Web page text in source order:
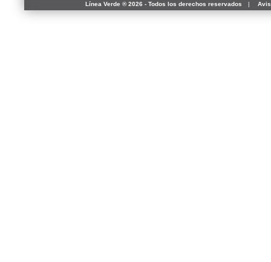
Línea Verde ® 2026 - Todos los derechos reservados |